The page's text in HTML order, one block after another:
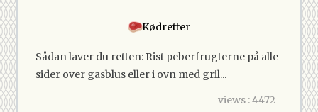
Kødretter
Sådan laver du retten: Rist peberfrugterne på alle
sider over gasblus eller i ovn med gril...
views : 4472